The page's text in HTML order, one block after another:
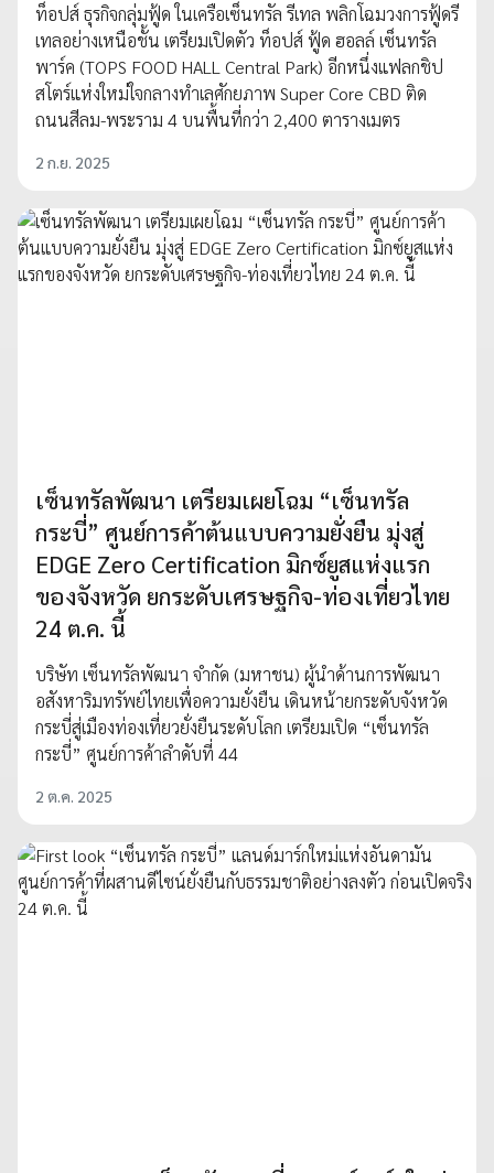
ท็อปส์ ธุรกิจกลุ่มฟู้ด ในเครือเซ็นทรัล รีเทล พลิกโฉมวงการฟู้ดรี
เทลอย่างเหนือชั้น เตรียมเปิดตัว ท็อปส์ ฟู้ด ฮอลล์ เซ็นทรัล
พาร์ค (TOPS FOOD HALL Central Park) อีกหนึ่งแฟลกชิป
สโตร์แห่งใหม่ใจกลางทำเลศักยภาพ Super Core CBD ติด
ถนนสีลม-พระราม 4 บนพื้นที่กว่า 2,400 ตารางเมตร
2 ก.ย. 2025
เซ็นทรัลพัฒนา เตรียมเผยโฉม “เซ็นทรัล
กระบี่” ศูนย์การค้าต้นแบบความยั่งยืน มุ่งสู่
EDGE Zero Certification มิกซ์ยูสแห่งแรก
ของจังหวัด ยกระดับเศรษฐกิจ-ท่องเที่ยวไทย
24 ต.ค. นี้
บริษัท เซ็นทรัลพัฒนา จำกัด (มหาชน) ผู้นำด้านการพัฒนา
อสังหาริมทรัพย์ไทยเพื่อความยั่งยืน เดินหน้ายกระดับจังหวัด
กระบี่สู่เมืองท่องเที่ยวยั่งยืนระดับโลก เตรียมเปิด “เซ็นทรัล
กระบี่” ศูนย์การค้าลำดับที่ 44
2 ต.ค. 2025